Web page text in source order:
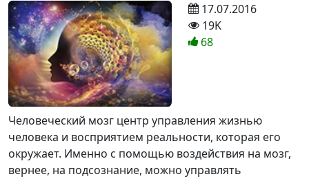
Человеческий мозг центр управления жизнью
человека и восприятием реальности, которая его
окружает. Именно с помощью воздействия на мозг,
вернее, на подсознание, можно управлять
17.07.2016
19K
68